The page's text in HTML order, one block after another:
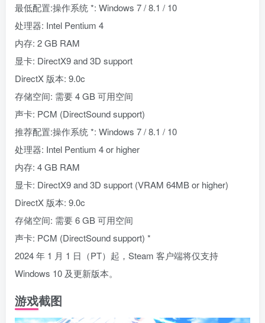
最低配置:操作系统 *: Windows 7 / 8.1 / 10
处理器: Intel Pentium 4
内存: 2 GB RAM
显卡: DirectX9 and 3D support
DirectX 版本: 9.0c
存储空间: 需要 4 GB 可用空间
声卡: PCM (DirectSound support)
推荐配置:操作系统 *: Windows 7 / 8.1 / 10
处理器: Intel Pentium 4 or higher
内存: 4 GB RAM
显卡: DirectX9 and 3D support (VRAM 64MB or higher)
DirectX 版本: 9.0c
存储空间: 需要 6 GB 可用空间
声卡: PCM (DirectSound support) *
2024 年 1 月 1 日（PT）起，Steam 客户端将仅支持
Windows 10 及更新版本。
游戏截图